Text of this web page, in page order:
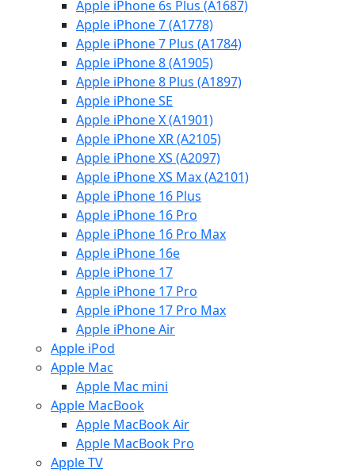
Apple iPhone 6s Plus (A1687)
Apple iPhone 7 (A1778)
Apple iPhone 7 Plus (A1784)
Apple iPhone 8 (A1905)
Apple iPhone 8 Plus (A1897)
Apple iPhone SE
Apple iPhone X (A1901)
Apple iPhone XR (A2105)
Apple iPhone XS (A2097)
Apple iPhone XS Max (A2101)
Apple iPhone 16 Plus
Apple iPhone 16 Pro
Apple iPhone 16 Pro Max
Apple iPhone 16e
Apple iPhone 17
Apple iPhone 17 Pro
Apple iPhone 17 Pro Max
Apple iPhone Air
Apple iPod
Apple Mac
Apple Mac mini
Apple MacBook
Apple MacBook Air
Apple MacBook Pro
Apple TV